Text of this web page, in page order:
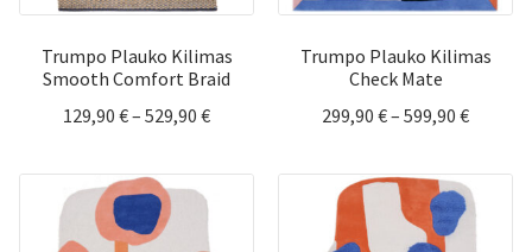
Trumpo Plauko Kilimas
Smooth Comfort Braid
129,90 €– 529,90 €Price
129,90 €
Trumpo Plauko Kilimas
Check Mate
299,90 €– 599,90 €Price
299,90 €